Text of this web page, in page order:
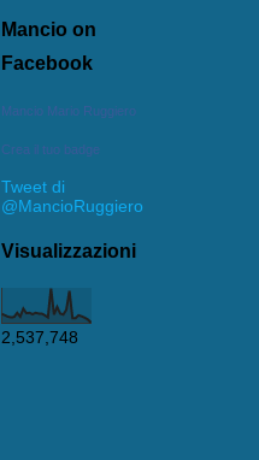
Mancio on
Facebook
Mancio Mario Ruggiero
Crea il tuo badge
Tweet di
@MancioRuggiero
Visualizzazioni
2,537,748